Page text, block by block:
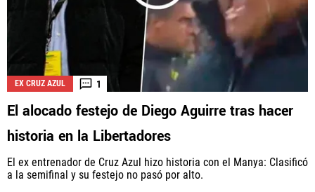
EX CRUZ AZUL 1
El alocado festejo de Diego Aguirre tras hacer
historia en la Libertadores
El ex entrenador de Cruz Azul hizo historia con el Manya: Clasificó
a la semifinal y su festejo no pasó por alto.